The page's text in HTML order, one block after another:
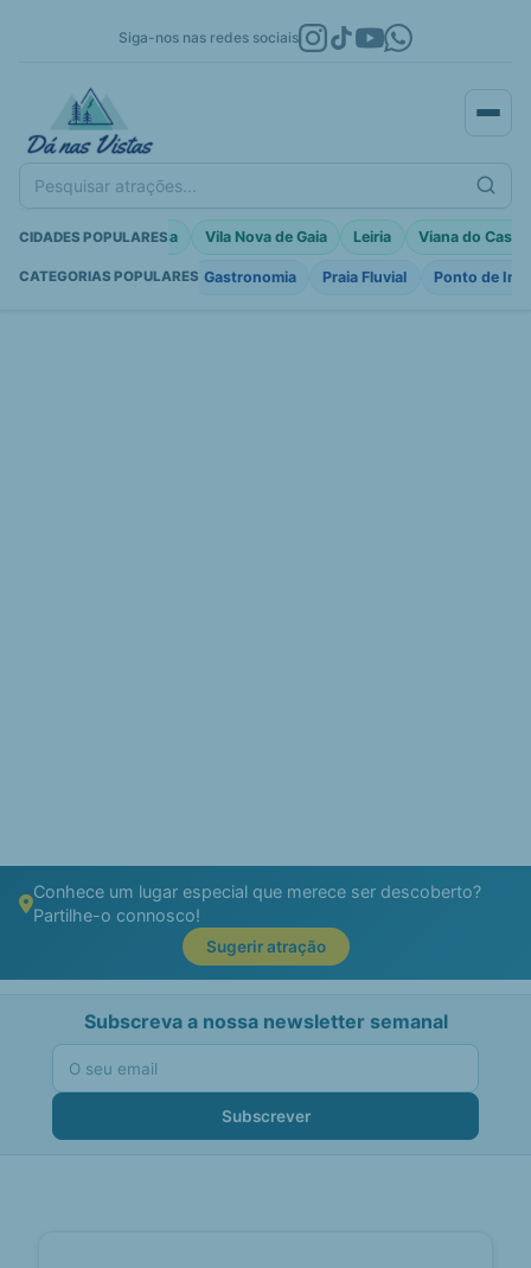
Siga-nos nas redes sociais
Pesquisar atrações...
CIDADES POPULARES
Porto Moniz Braga Vila Nova de Gaia Leiria Viana do
CATEGORIAS POPULARES
Fortificações Igreja Gastronomia Praia Fluvial Ponto de
Conhece um lugar especial que merece ser descoberto?
Partilhe-o connosco!
Sugerir atração
Subscreva a nossa newsletter semanal
Subscrever